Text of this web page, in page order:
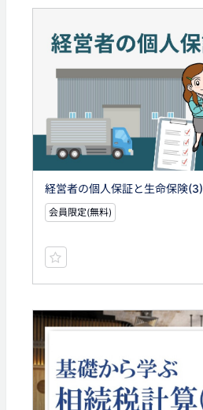
経営者の個人保証と生命保険(3)
会員限定(無料)